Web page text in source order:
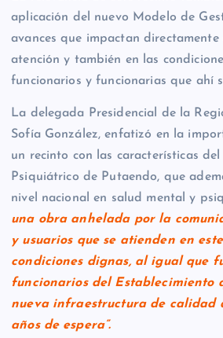
aplicación del nuevo Modelo de
avances que impactan
atención y también en las
funcionarios y funcionarias que ahí
La delegada Presidencial de la
Sofía González, enfatizó en la
un recinto con las características del
Psiquiátrico de Putaendo, que
nivel nacional en salud mental y
una obra anhelada por la
y usuarios que se atienden en
condiciones dignas, al igual que
funcionarios del Establecimiento
nueva infraestructura de calidad
años de espera”.